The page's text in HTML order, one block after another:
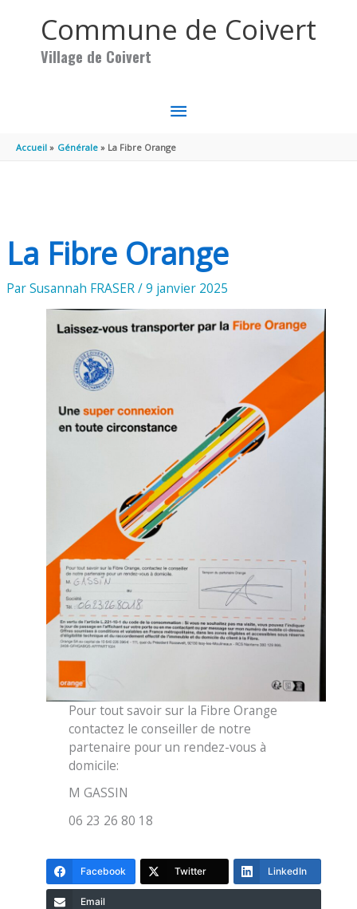
Commune de Coivert
Village de Coivert
MENU
PRINCIPAL
Accueil Générale La Fibre Orange
La Fibre Orange
ParSusannah FRASER/9 janvier 2025
Pour tout savoir sur la Fibre Orange
contactez le conseiller de notre
partenaire pour un rendez-vous à
domicile:
M GASSIN
06 23 26 80 18
Facebook Twitter LinkedIn
Email